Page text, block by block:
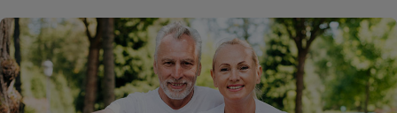
Ensana Hotels
Orea Hotels
Sonderangebot
Kontakt
Kontakt